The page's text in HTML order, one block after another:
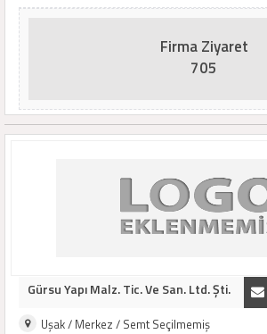
Firma Ziyaret
705
Gürsu Yapı Malz. Tic. Ve San. Ltd. Şti.
Uşak / Merkez / Semt Seçilmemiş